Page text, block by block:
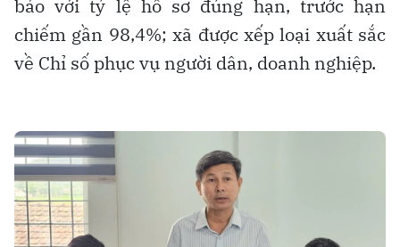
bảo với tỷ lệ hồ sơ đúng hạn, trước hạn
chiếm gần 98,4%; xã được xếp loại xuất sắc
về Chỉ số phục vụ người dân, doanh nghiệp.